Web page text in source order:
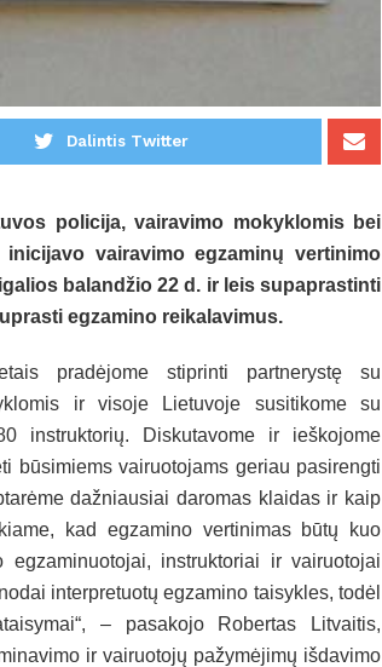
Dalintis Twitter
policija, vairavimo mokyklomis bei
vairavimo egzaminų vertinimo
balandžio 22 d. ir leis supaprastinti
egzamino reikalavimus.
pradėjome stiprinti partnerystę su
ir visoje Lietuvoje susitikome su
instruktorių. Diskutavome ir ieškojome
būsimiems vairuotojams geriau pasirengti
dažniausiai daromas klaidas ir kaip
kad egzamino vertinimas būtų kuo
egzaminuotojai, instruktoriai ir vairuotojai
interpretuotų egzamino taisykles, todėl
– pasakojo Robertas Litvaitis,
ir vairuotojų pažymėjimų išdavimo